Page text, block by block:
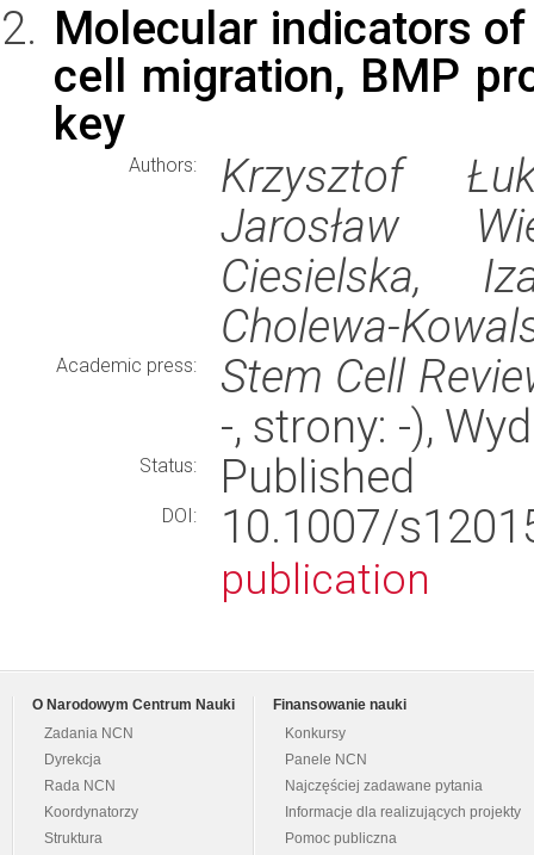
Molecular indicators
cell migration, BMP
key
Authors:
Krzysztof
Jarosław
Ciesielska,
Cholewa-
Academic press:
Stem Cell
-, strony: -),
Status: Published
DOI: 10.1007/
publication
O Narodowym Centrum Nauki
Zadania NCN
Dyrekcja
Rada NCN
Koordynatorzy
Struktura
Finansowanie nauki
Konkursy
Panele NCN
Najczęściej zadawane pytania
Informacje dla realizujących projekty
Pomoc publiczna